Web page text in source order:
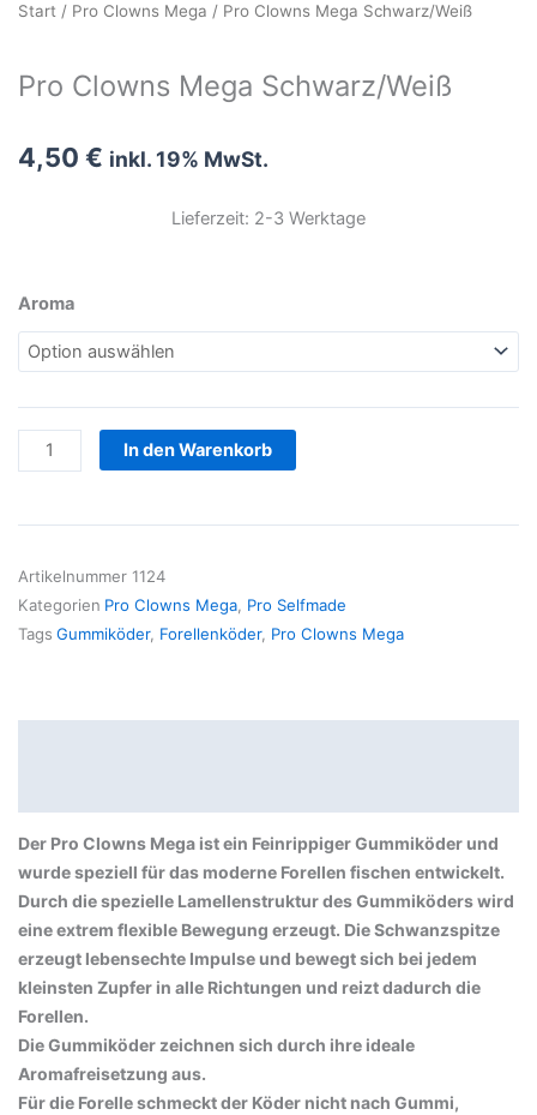
Start / Pro Clowns Mega / Pro Clowns Mega Schwarz/Weiß
Pro Clowns Mega Schwarz/Weiß
4,50 € inkl. 19% MwSt.
Lieferzeit: 2-3 Werktage
Aroma
Pro
Clowns
Mega
In den Warenkorb
Artikelnummer 1124
Kategorien Pro Clowns Mega Pro Selfmade
Tags Gummiköder, Forellenköder, Pro Clowns Mega
Der Pro Clowns Mega ist ein Feinrippiger Gummiköder und
wurde speziell für das moderne Forellen fischen entwickelt.
Durch die spezielle Lamellenstruktur des Gummiköders wird
eine extrem flexible Bewegung erzeugt. Die Schwanzspitze
erzeugt lebensechte Impulse und bewegt sich bei jedem
kleinsten Zupfer in alle Richtungen und reizt dadurch die
Forellen.
Die Gummiköder zeichnen sich durch ihre ideale
Aromafreisetzung aus.
Für die Forelle schmeckt der Köder nicht nach Gummi,